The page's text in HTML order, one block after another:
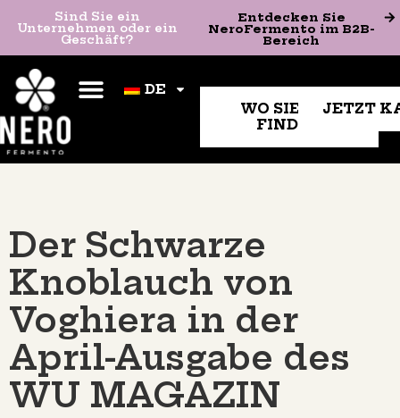
Sind Sie ein
Unternehmen oder ein
Geschäft?
Entdecken Sie
NeroFermento im B2B-
Bereich
DE
WO SIE UNS
FINDEN
JETZT
Sind Sie ein Unternehmen
oder ein Geschäft?
Entdecken Sie
NeroFermento im B2B-
Bereich
Der Schwarze
Knoblauch von
Voghiera in der
April-Ausgabe des
WU MAGAZIN